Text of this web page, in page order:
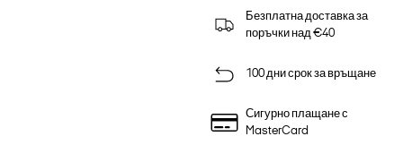
Безплатна доставка за
поръчки над €40
100 дни срок за връщане
Сигурно плащане с
MasterCard